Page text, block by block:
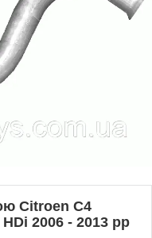
Citroen C4
2006 - 2013 рр